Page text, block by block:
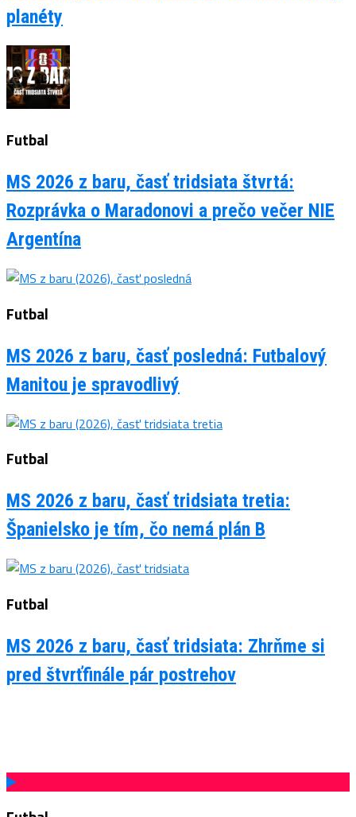
planéty
Futbal
MS 2026 z baru, časť tridsiata štvrtá:
Rozprávka o Maradonovi a prečo večer NIE
Argentína
Futbal
MS 2026 z baru, časť posledná: Futbalový
Manitou je spravodlivý
Futbal
MS 2026 z baru, časť tridsiata tretia:
Španielsko je tím, čo nemá plán B
Futbal
MS 2026 z baru, časť tridsiata: Zhrňme si
pred štvrťfinále pár postrehov